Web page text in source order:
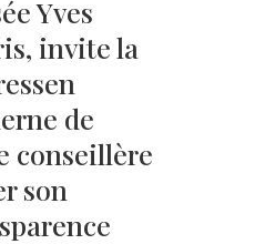
Yves
invite la
de
conseillère
son